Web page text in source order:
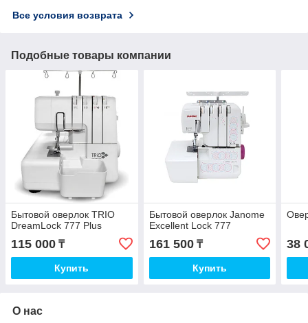
Все условия возврата
Подобные товары компании
Бытовой оверлок TRIO
DreamLock 777 Plus
115 000 ₸
Купить
Бытовой оверлок Janome
Excellent Lock 777
161 500₸
Купить
38
О нас